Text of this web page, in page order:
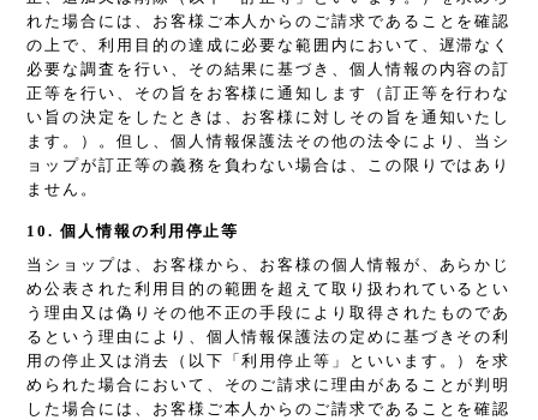
れた場合には、お客様ご本人からのご請求であることを確認
の上で、利用目的の達成に必要な範囲内において、遅滞なく
必要な調査を行い、その結果に基づき、個人情報の内容の訂
正等を行い、その旨をお客様に通知します（訂正等を行わな
い旨の決定をしたときは、お客様に対しその旨を通知いたし
ます。）。但し、個人情報保護法その他の法令により、当シ
ョップが訂正等の義務を負わない場合は、この限りではあり
ません。
10. 個人情報の利用停止等
当ショップは、お客様から、お客様の個人情報が、あらかじ
め公表された利用目的の範囲を超えて取り扱われているとい
う理由又は偽りその他不正の手段により取得されたものであ
るという理由により、個人情報保護法の定めに基づきその利
用の停止又は消去（以下「利用停止等」といいます。）を求
められた場合において、そのご請求に理由があることが判明
した場合には、お客様ご本人からのご請求であることを確認